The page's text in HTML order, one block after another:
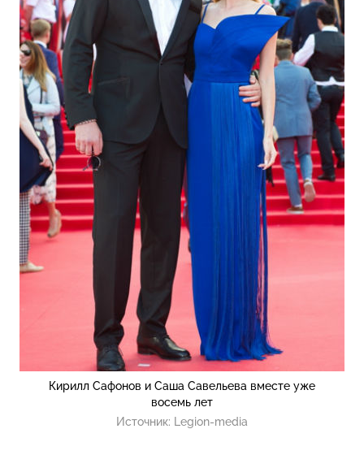
Кирилл Сафонов и Саша Савельева вместе уже
восемь лет
Источник:
Legion-media